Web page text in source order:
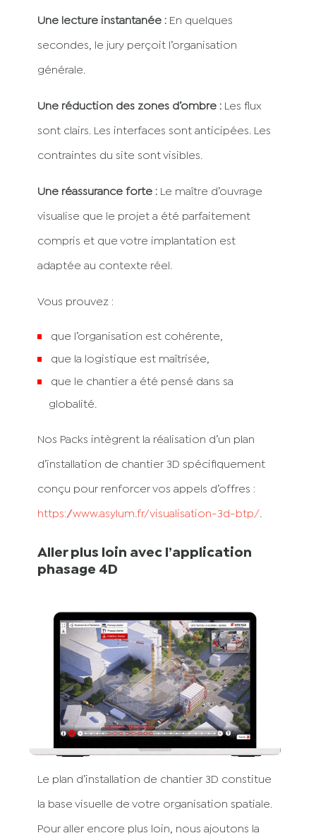
Une lecture instantanée : En quelques
secondes, le jury perçoit l’organisation
générale.
Une réduction des zones d’ombre : Les flux
sont clairs. Les interfaces sont anticipées. Les
contraintes du site sont visibles.
Une réassurance forte : Le maître d’ouvrage
visualise que le projet a été parfaitement
compris et que votre implantation est
adaptée au contexte réel.
Vous prouvez :
que l’organisation est cohérente,
que la logistique est maîtrisée,
que le chantier a été pensé dans sa
globalité.
Nos Packs intègrent la réalisation d’un plan
d’installation de chantier 3D spécifiquement
conçu pour renforcer vos appels d’offres :
https://www.asylum.fr/visualisation-3d-btp/
Aller plus loin avec l’application
phasage 4D
Le plan d’installation de chantier 3D constitue
la base visuelle de votre organisation spatiale.
Pour aller encore plus loin, nous ajoutons la